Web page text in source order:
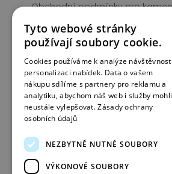
Obchodní podmínky pro
PIGNUS Club
Prodejny
Kontakt
Informace
Typy obuvi
Jak pečovat o obuv
Péče o semišové kabelky
Tyto webové stránky
používají soubory cookie.
Cookies používáme k analýze
personalizaci nabídek. Data o vašem
nákupu sdílíme s partnery pro reklamu a
analytiku, abychom náš web i služby mohli
neustále vylepšovat.Zásady ochrany
osobních údajů
NEZBYTNĚ NUTNÉ SOUBORY
VÝKONOVÉ SOUBORY